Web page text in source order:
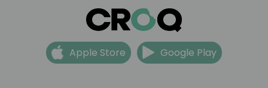
Apple Store Google Play